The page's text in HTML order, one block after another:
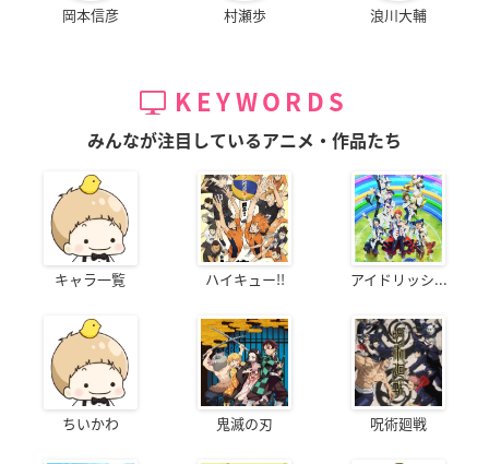
岡本信彦 村瀬歩 浪川大輔
KEYWORDS
みんなが注目しているアニメ・作品たち
キャラ一覧 ハイキュー!! アイドリッシ...
ちいかわ 鬼滅の刃 呪術廻戦